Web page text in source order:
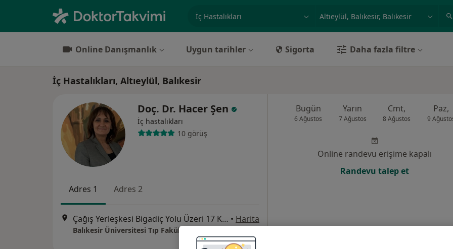
Uzmanlık, ilgi alanı ve hastalık, isim
Online Danışmanlık Uygun tarihler Sigorta Daha fazla filtre
İç Hastalıkları, Altıeylül, Balıkesir
Doç. Dr. Hacer Şen
İç hastalıkları
10 görüş
Adres 1 Adres 2
Çağış Yerleşkesi Bigadiç Yolu Üzeri 17 Km, Balıkesir • Harita
Balıkesir Üniversitesi Tıp Fakültesi
Bugün
6 Ağustos
Yarın
7 Ağustos
Cmt,
8 Ağustos
Paz,
9
Online randevu erişime kapalı
Randevu talep et